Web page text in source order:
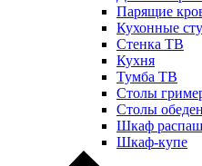
Парящие
Кухонные
Стенка ТВ
Кухня
Тумба ТВ
Столы
Столы
Шкаф
Шкаф-купе